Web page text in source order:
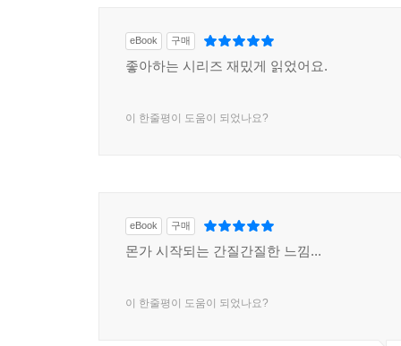
eBook 구매
좋아하는 시리즈 재밌게 읽었어요.
이 한줄평이 도움이 되었나요?
eBook 구매
몬가 시작되는 간질간질한 느낌...
이 한줄평이 도움이 되었나요?